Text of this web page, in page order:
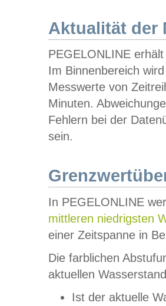
Aktualität der
PEGELONLINE
Im Binnenbereich
Messwerte von
Minuten.
Fehlern bei der
sein.
In PEGELONLINE
mittleren niedrigsten
einer Zeitspanne in
Die farblichen
aktuellen
Ist der aktuelle